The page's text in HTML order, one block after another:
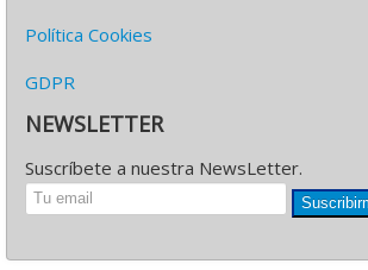
Política Cookies
GDPR
NEWSLETTER
Suscríbete a nuestra NewsLetter.